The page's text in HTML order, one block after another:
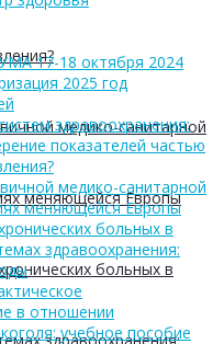
медико-санитарной
меняющейся Европы
больных в
17-18 октября 2024
2025 год
здравоохранения:
показателей частью
медико-санитарной
меняющейся Европы
больных в
здравоохранения:
в отношении
учебное пособие